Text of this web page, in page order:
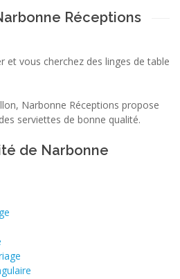
Réceptions
et vous cherchez des linges de table
Narbonne Réceptions propose
serviettes de bonne qualité.
de Narbonne